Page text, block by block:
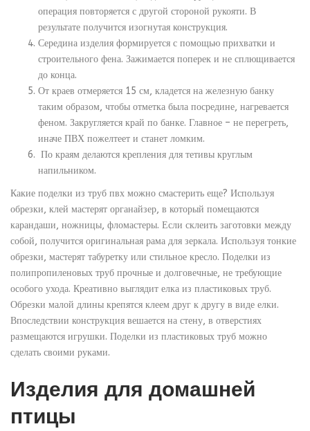
операция повторяется с другой стороной рукояти. В
результате получится изогнутая конструкция.
Середина изделия формируется с помощью прихватки и
строительного фена. Зажимается поперек и не сплющивается
до конца.
От краев отмеряется 15 см, кладется на железную банку
таким образом, чтобы отметка была посредине, нагревается
феном. Закругляется край по банке. Главное – не перегреть,
иначе ПВХ пожелтеет и станет ломким.
По краям делаются крепления для тетивы круглым
напильником.
Какие поделки из труб пвх можно смастерить еще? Используя
обрезки, клей мастерят органайзер, в который помещаются
карандаши, ножницы, фломастеры. Если склеить заготовки между
собой, получится оригинальная рама для зеркала. Используя тонкие
обрезки, мастерят табуретку или стильное кресло. Поделки из
полипропиленовых труб прочные и долговечные, не требующие
особого ухода. Креативно выглядит елка из пластиковых труб.
Обрезки малой длины крепятся клеем друг к другу в виде елки.
Впоследствии конструкция вешается на стену, в отверстиях
размещаются игрушки. Поделки из пластиковых труб можно
сделать своими руками.
Изделия для домашней
птицы